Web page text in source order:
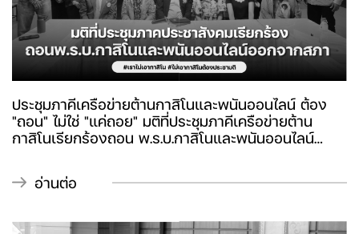
ประชุมภาคีเครือข่ายต้านกาสิโนและพนันออนไลน์ ต้อง
"ถอน" ไม่ใช่ "แค่ถอย" มติที่ประชุมภาคีเครือข่ายต้าน
กาสิโนเรียกร้องถอน พ.ร.บ.กาสิโนและพนันออนไลน์
อ่านต่อ